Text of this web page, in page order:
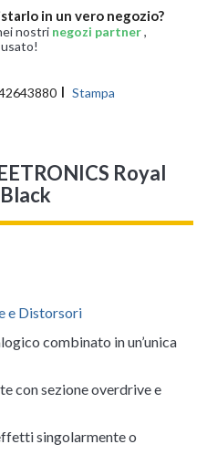
in un vero negozio?
nostri negozi partner,
Stampa
Royal
e Distorsori
combinato in un’unica
con sezione overdrive e
singolarmente o